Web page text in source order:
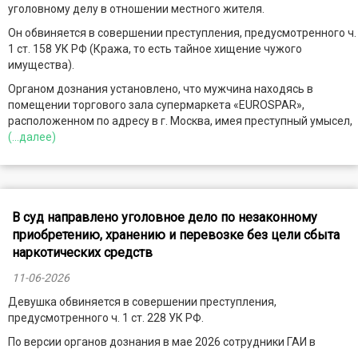
уголовному делу в отношении местного жителя.
Он обвиняется в совершении преступления, предусмотренного ч.
1 ст. 158 УК РФ (Кража, то есть тайное хищение чужого
имущества).
Органом дознания установлено, что мужчина находясь в
помещении торгового зала супермаркета «EUROSPAR»,
расположенном по адресу в г. Москва, имея преступный умысел,
(...далее)
В суд направлено уголовное дело по незаконному
приобретению, хранению и перевозке без цели сбыта
наркотических средств
11-06-2026
Девушка обвиняется в совершении преступления,
предусмотренного ч. 1 ст. 228 УК РФ.
По версии органов дознания в мае 2026 сотрудники ГАИ в